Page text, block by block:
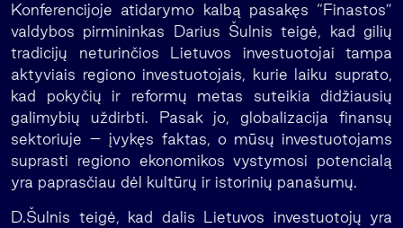
Konferencijoje atidarymo kalbą pasakęs “Finastos”
valdybos pirmininkas Darius Šulnis teigė, kad gilių
tradicijų neturinčios Lietuvos investuotojai tampa
aktyviais regiono investuotojais, kurie laiku suprato,
kad pokyčių ir reformų metas suteikia didžiausių
galimybių uždirbti. Pasak jo, globalizacija finansų
sektoriuje – įvykęs faktas, o mūsų investuotojams
suprasti regiono ekonomikos vystymosi potencialą
yra paprasčiau dėl kultūrų ir istorinių panašumų.
D.Šulnis teigė, kad dalis Lietuvos investuotojų yra